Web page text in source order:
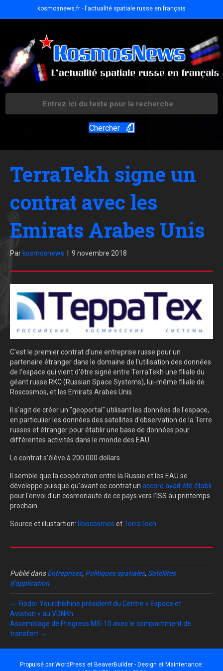
kosmosnews.fr - l'actualité spatiale russe en français
Chercher
TerraTekh signe un
contrat avec les
Emirats Arabes Unis
Par kosmosnews 9 novembre 2018
C'est le premier contrat d'une entreprise russe pour un
partenaire étranger dans le domaine de l'utilisation des données
de l'espace qui vient d'être signé entre TerraTekh une filiale du
géant russe RKC (Russian Space Systems), lui-même filiale de
Roscosmos, et les Emirats Arabes Unis.
Il s'agit de créer un "geoportal" utilisant les données de l'espace,
en particulier les données des satellites d'observation de la Terre
russes et étranger pour établir une base de données pour
différentes activités dans le monde des EAU.
Le contrat s'élève à 200 000 dollars.
Il semble que la coopération entre la Russie et les EAU se
développe puisque qu'avant ce contrat un accord avait été établi
pour l'envoi d'un cosmonaute de ce pays vers l'ISS au printemps
prochain.
Source et illustartion: Roscosmos etTerraTech
Publié dansEntreprises, Politiques spatiales, Satellites
d'application
← Fiodor Yourchikhine président du Centre « Espace et
Aviation » au VDNKh
Assemblage de Progress MS-10 avec le compartiment de
transfert →
Propulsé par WordPress et BeaverBuilder - Design et Maintenance: